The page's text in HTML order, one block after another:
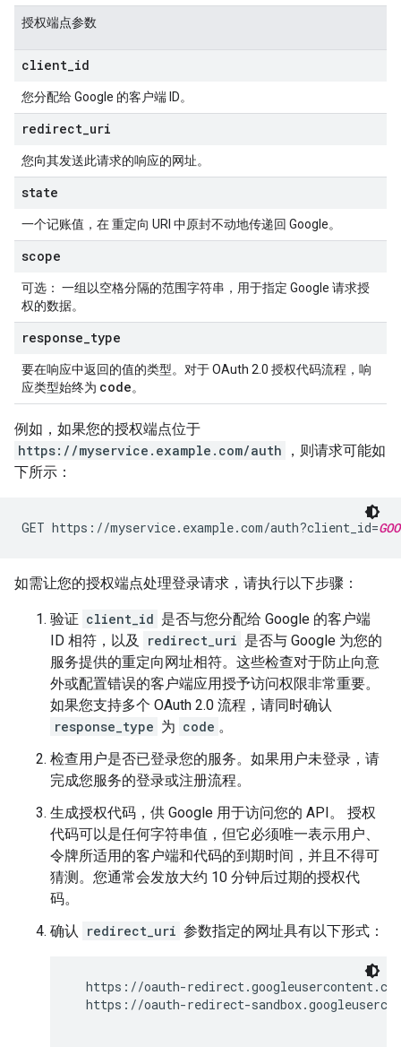
授权端点参数
client id
您分配给 Google 的客户端 ID。
redirect uri
您向其发送此请求的响应的网址。
state
一个记账值，在 重定向 URI 中原封不动地传递回 Google。
scope
可选 ： 一组以空格分隔的范围字符串，用于指定 Google 请求授
权的数据。
response type
要在响应中返回的值的类型。对于 OAuth 2.0 授权代码流程，响
应类型始终为 code。
例如，如果您的授权端点位于
https://myservice.example.com/auth
，则请求可能如
下所示：
GET https://myservice.example.com/auth?client_id=
如需让您的授权端点处理登录请求，请执行以下步骤：
验证 client_id 是否与您分配给 Google 的客户端
ID 相符，以及
redirect_uri 是否与 Google 为您的
服务提供的重定向网址相符。这些检查对于防止向意
外或配置错误的客户端应用授予访问权限非常重要。
如果您支持多个 OAuth 2.0 流程，请同时确认
response_type 为 code 。
检查用户是否已登录您的服务。如果用户未登录，请
完成您服务的登录或注册流程。
生成授权代码，供 Google 用于访问您的 API。 授权
代码可以是任何字符串值，但它必须唯一表示用户、
令牌所适用的客户端和代码的到期时间，并且不得可
猜测。您通常会发放大约 10 分钟后过期的授权代
码。
确认
redirect_uri 参数指定的网址具有以下形式：
https://oauth-
https://oauth-redirect-